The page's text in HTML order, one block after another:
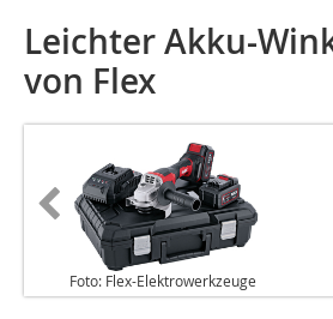
Leichter Akku-
von Flex
Foto: Flex-Elektrowerkzeuge